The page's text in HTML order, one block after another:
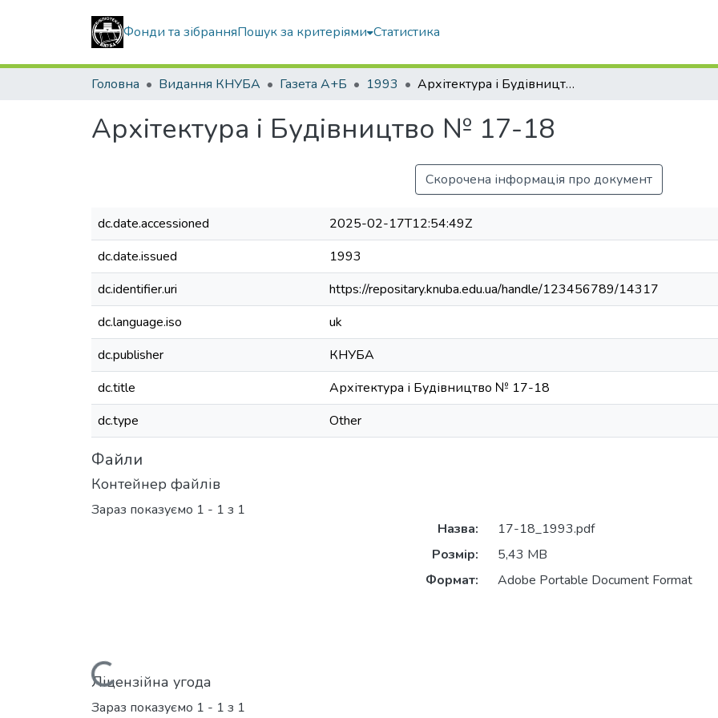
Фонди та зібранняПошук за критеріями Статистика
Головна Видання КНУБА Газета А+Б 1993 Архітектура і Будівництво № 17-18
Архітектура і Будівництво № 17-18
Скорочена інформація про документ
dc.date.accessioned
2025-02-17T12:54:49Z
dc.date.issued
1993
dc.identifier.uri
https://repositary.knuba.edu.ua/handle/123456789/14317
dc.language.iso
uk
dc.publisher
КНУБА
dc.title
Архітектура і Будівництво № 17-18
dc.type
Other
Файли
Контейнер файлів
Зараз показуємо 1 - 1 з 1
Назва:
17-18_1993.pdf
Розмір:
5,43 MB
Формат:
Adobe Portable Document Format
Ліцензійна угода
Зараз показуємо 1 - 1 з 1